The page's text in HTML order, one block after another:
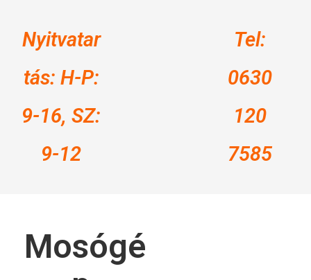
Nyitvatar
tás: H-P:
9-16, SZ:
9-12
Tel:
0630
120
7585
Mosógé